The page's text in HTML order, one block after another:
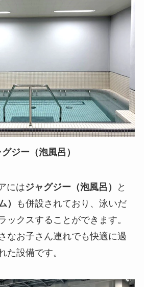
ジー（泡風呂）
にはジャグジー（泡風呂）
と
）
も併設されており、泳いだ
ックスすることができます。
なお子さん連れでも快適に過
た設備です。